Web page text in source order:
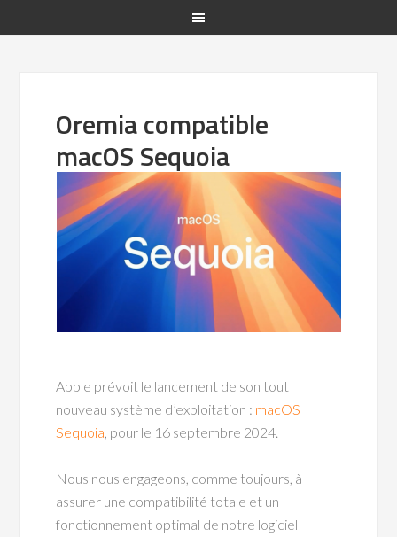
Oremia compatible
macOS Sequoia
Apple prévoit le lancement de son tout
nouveau système d’exploitation : macOS
Sequoia, pour le 16 septembre 2024.
Nous nous engageons, comme toujours, à
assurer une compatibilité totale et un
fonctionnement optimal de notre logiciel